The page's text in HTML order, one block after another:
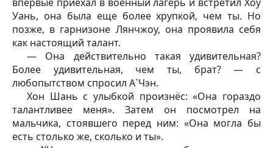
Уань, она была еще более хрупкой, чем ты. Но
позже, в гарнизоне Лянчжоу, она проявила себя
как настоящий талант.
— Она действительно такая удивительная?
Более удивительная, чем ты, брат? — с
любопытством спросил А`Чэн.
Хон Шань с улыбкой произнёс: «Она гораздо
талантливее меня». Затем он посмотрел на
мальчика, стоявшего перед ним: «Она могла бы
есть столько же, сколько и ты».